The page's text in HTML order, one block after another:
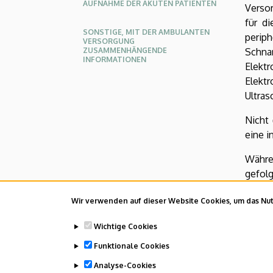
Wir verwenden auf dieser Website Cookies, um das
Wichtige Cookies
Funktionale Cookies
Analyse-Cookies
AUFNAHME DER AKUTEN PATIENTEN
SONSTIGE, MIT DER AMBULANTEN
VERSORGUNG
ZUSAMMENHÄNGENDE
INFORMATIONEN
für
Nicht
eine